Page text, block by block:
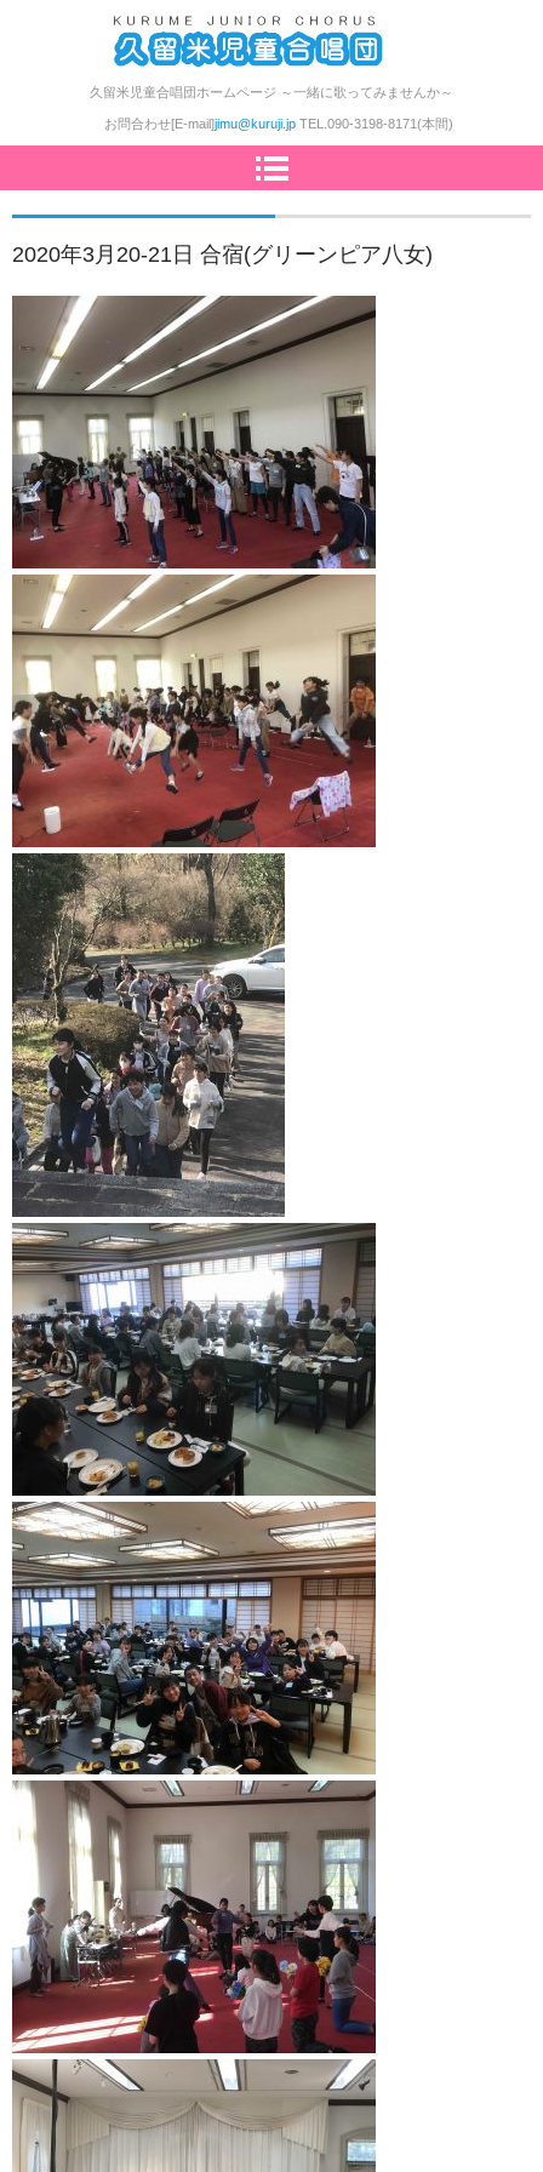
久留米児童合唱団
久留米児童合唱団ホームページ ～一緒に歌ってみませんか～
お問合わせ[E-mail]jimu@kuruji.jp TEL. 090-3198-8171(本間)
2020年3月20-21日 合宿(グリーンピア八女)